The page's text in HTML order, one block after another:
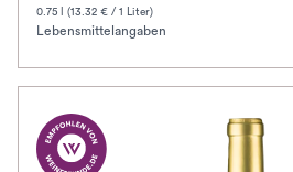
0.75 l (13.32 € / 1 Liter)
Lebensmittelangaben